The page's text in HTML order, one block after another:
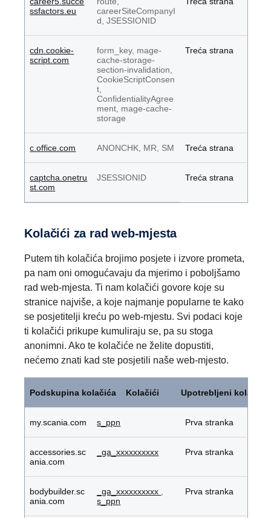
ssfactors.eu
careerSiteCompanyI
d, JSESSIONID
cdn.cookie-
script.com
form_key, mage-
cache-storage-
section-invalidation,
CookieScriptConsen
t,
ConfidentialityAgree
ment, mage-cache-
storage
Treća strana
c.office.com ANONCHK, MR, SM Treća strana
captcha.onetru
st.com
JSESSIONID Treća strana
Kolačići za rad web-mjesta
Putem tih kolačića brojimo posjete i izvore prometa,
pa nam oni omogućavaju da mjerimo i poboljšamo
rad web-mjesta. Ti nam kolačići govore koje su
stranice najviše, a koje najmanje popularne te kako
se posjetitelji kreću po web-mjestu. Svi podaci koje
ti kolačići prikupe kumuliraju se, pa su stoga
anonimni. Ako te kolačiće ne želite dopustiti,
nećemo znati kad ste posjetili naše web-mjesto.
rad
mjesta
Podskupina kolačića Kolačići Upotrebljeni kolačići
my.scania.com s_ppn Prva stranka
accessories.sc
ania.com
_ga_xxxxxxxxxx Prva stranka
bodybuilder.sc
ania.com
_ga_xxxxxxxxxx
s_ppn
Prva stranka